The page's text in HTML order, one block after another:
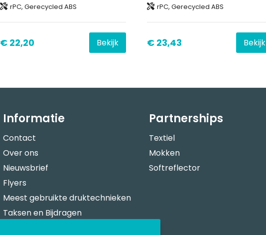
rPC, Gerecycled ABS
€ 22,20 Bekijk
rPC, Gerecycled ABS
€ 23,43 Bekijk
Informatie
Contact
Over ons
Nieuwsbrief
Flyers
Meest gebruikte druktechnieken
Taksen en Bijdragen
Partnerships
Textiel
Mokken
Softreflector